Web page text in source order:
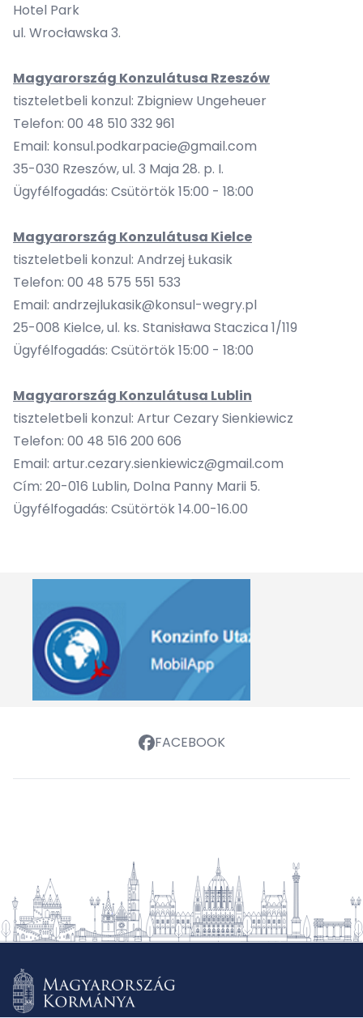
Hotel Park
ul. Wrocławska 3.
Magyarország Konzulátusa Rzeszów
tiszteletbeli konzul: Zbigniew Ungeheuer
Telefon: 00 48 510 332 961
Email: konsul.podkarpacie@gmail.com
35-030 Rzeszów, ul. 3 Maja 28. p. I.
Ügyfélfogadás: Csütörtök 15:00 - 18:00
Magyarország Konzulátusa Kielce
tiszteletbeli konzul: Andrzej Łukasik
Telefon: 00 48 575 551 533
Email: andrzejlukasik@konsul-wegry.pl
25-008 Kielce, ul. ks. Stanisława Staczica 1/119
Ügyfélfogadás: Csütörtök 15:00 - 18:00
Magyarország Konzulátusa Lublin
tiszteletbeli konzul: Artur Cezary Sienkiewicz
Telefon: 00 48 516 200 606
Email: artur.cezary.sienkiewicz@gmail.com
Cím: 20-016 Lublin, Dolna Panny Marii 5.
Ügyfélfogadás: Csütörtök 14.00-16.00
FACEBOOK